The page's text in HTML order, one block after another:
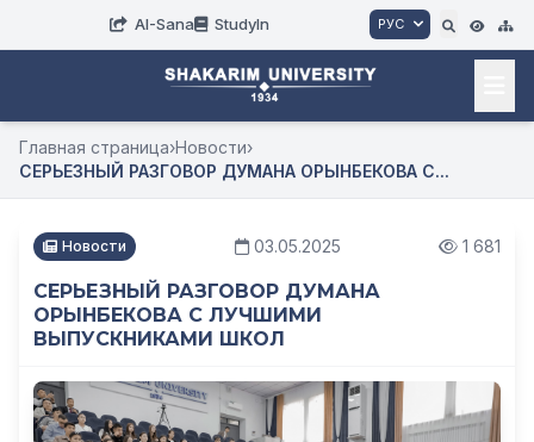
AI-Sana StudyIn РУС
Главная страница›Новости›
СЕРЬЕЗНЫЙ РАЗГОВОР ДУМАНА ОРЫНБЕКОВА С...
Новости 03.05.2025 1 681
СЕРЬЕЗНЫЙ РАЗГОВОР ДУМАНА
ОРЫНБЕКОВА С ЛУЧШИМИ
ВЫПУСКНИКАМИ ШКОЛ